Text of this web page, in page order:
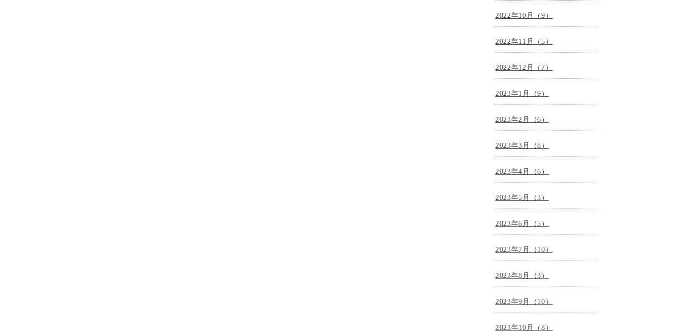
2022年10月（9）
2022年11月（5）
2022年12月（7）
2023年1月（9）
2023年2月（6）
2023年3月（8）
2023年4月（6）
2023年5月（3）
2023年6月（5）
2023年7月（10）
2023年8月（3）
2023年9月（10）
2023年10月（8）